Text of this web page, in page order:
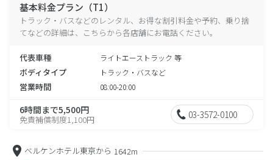
基本料金プラン（T1）
トラック・バスなどのレンタル、お得な割引料金や予約、乗り捨
てなどの詳細は、こちらから各店舗にお電話ください。
代表車種 ライトエーストラック 等
ボディタイプ トラック・バスなど
営業時間 08:00-20:00
6時間まで5,500円
免責補償制度1,100円 03-3572-0100
ベルケンホテル東京から 1642m